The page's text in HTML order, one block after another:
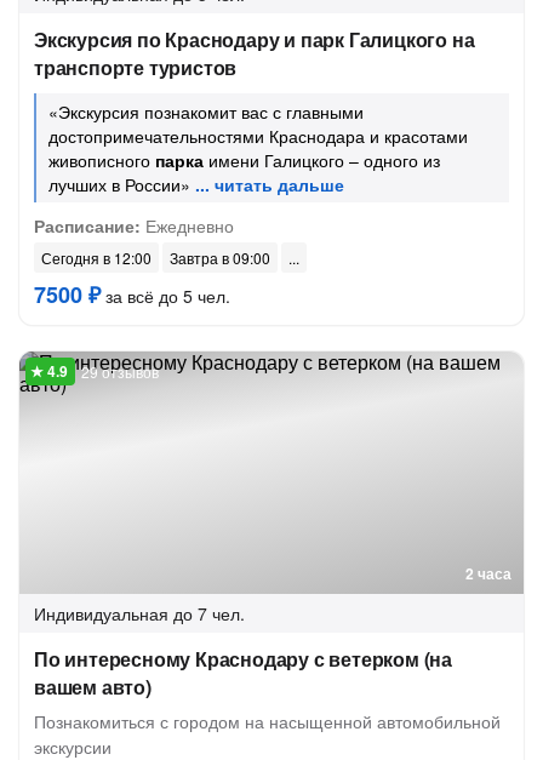
Экскурсия по Краснодару и парк Галицкого на
транспорте туристов
«Экскурсия познакомит вас с главными
достопримечательностями Краснодара и красотами
живописного парка имени Галицкого – одного из
лучших в России»
Расписание: Ежедневно
Сегодня в 12:00 Завтра в 09:00
7500 ₽за всё до 5 чел.
2 часа
29 отзывов
Индивидуальная до 7 чел.
По интересному Краснодару с ветерком (на
вашем авто)
Познакомиться с городом на насыщенной автомобильной
экскурсии